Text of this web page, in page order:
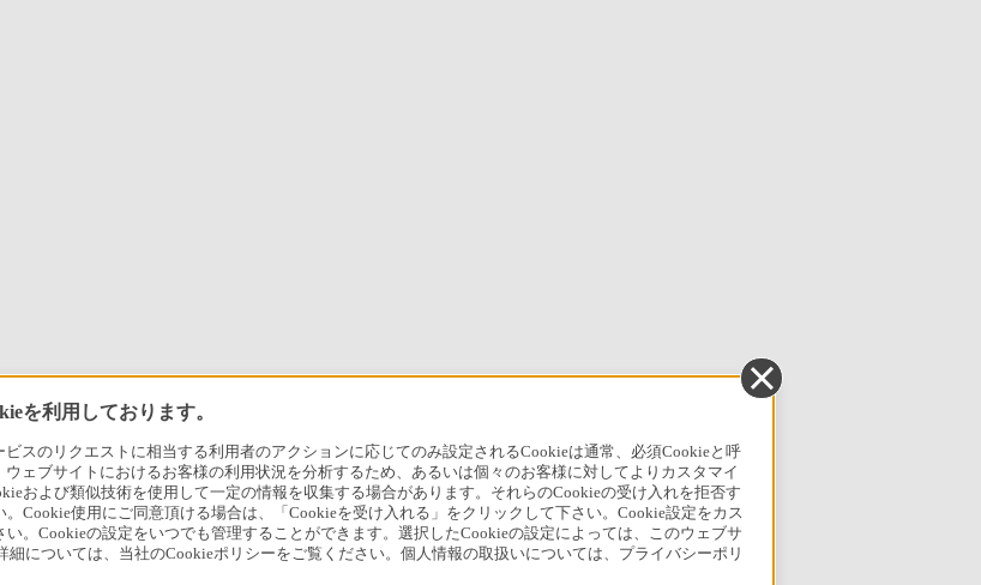
を利用しております。
スのリクエストに相当する利用者のアクションに応じてのみ設定されるCookieは通常、必須Cookieと呼
ェブサイトにおけるお客様の利用状況を分析するため、あるいは個々のお客様に対してよりカスタマイ
および類似技術を使用して一定の情報を収集する場合があります。それらのCookieの受け入れを拒否す
Cookie使用にご同意頂ける場合は、「Cookieを受け入れる」をクリックして下さい。Cookie設定をカス
。Cookieの設定をいつでも管理することができます。選択したCookieの設定によっては、このウェブサ
については、当社のCookieポリシーをご覧ください。個人情報の取扱いについては、プライバシーポリ